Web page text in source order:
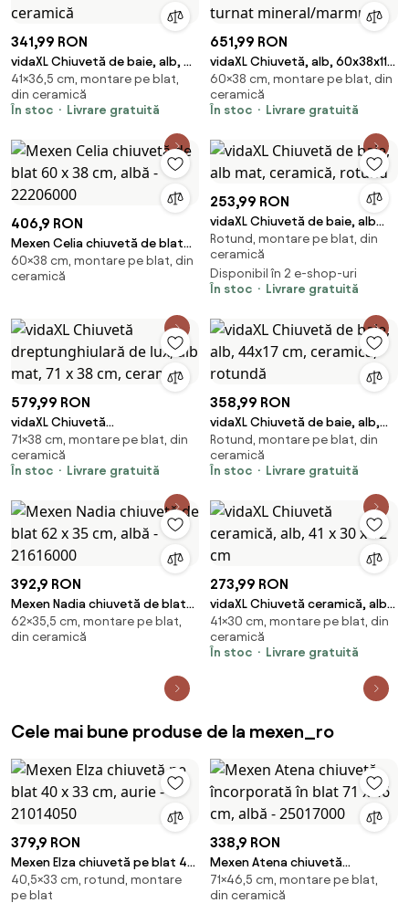
341,99 RON
vidaXL Chiuvetă de baie, alb, 41
x 36,5 x 12 cm, ceramică
41×36,5 cm, montare pe blat,
din ceramică
În stoc
Livrare gratuită
651,99 RON
vidaXL Chiuvetă, alb, 60x38x11
cm, conglomerat turnat
mineral/marmură
60×38 cm, montare pe blat, din
ceramică
În stoc
Livrare gratuită
406,9 RON
Mexen Celia chiuvetă de blat
60 x 38 cm, albă - 22206000
60×38 cm, montare pe blat, din
ceramică
253,99 RON
vidaXL Chiuvetă de baie, alb
mat, ceramică, rotund
Rotund, montare pe blat, din
ceramică
Disponibil în 2 e-shop-uri
În stoc
Livrare gratuită
579,99 RON
vidaXL Chiuvetă
dreptunghiulară de lux, alb
mat, 71 x 38 cm, ceramică
71×38 cm, montare pe blat, din
ceramică
În stoc
Livrare gratuită
358,99 RON
vidaXL Chiuvetă de baie, alb,
44x17 cm, ceramică, rotundă
Rotund, montare pe blat, din
ceramică
În stoc
Livrare gratuită
392,9 RON
Mexen Nadia chiuvetă de blat
62 x 35 cm, albă - 21616000
62×35,5 cm, montare pe blat,
din ceramică
273,99 RON
vidaXL Chiuvetă ceramică, alb,
41 x 30 x 12 cm
41×30 cm, montare pe blat, din
ceramică
În stoc
Livrare gratuită
Cele mai bune produse de la mexen_ro
379,9 RON
Mexen Elza chiuvetă pe blat 40
x 33 cm, aurie - 21014050
40,5×33 cm, rotund, montare
pe blat
338,9 RON
Mexen Atena chiuvetă
încorporată în blat 71 x 46 cm,
albă - 25017000
71×46,5 cm, montare pe blat,
din ceramică